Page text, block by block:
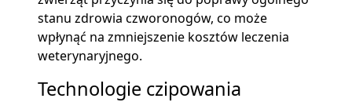
stanu zdrowia czworonogów, co może
wpłynąć na zmniejszenie kosztów leczenia
weterynaryjnego.
Technologie czipowania